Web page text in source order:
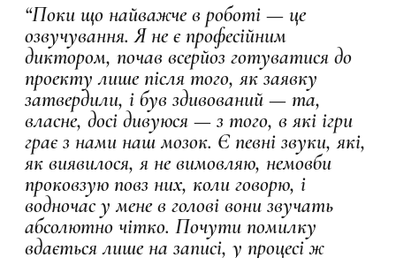
“Поки що найважче в роботі — це
озвучування. Я не є професійним
диктором, почав всерйоз готуватися до
проекту лише після того, як заявку
затвердили, і був здивований — та,
власне, досі дивуюся — з того, в які ігри
грає з нами наш мозок. Є певні звуки, які,
як виявилося, я не вимовляю, немовби
проковзую повз них, коли говорю, і
водночас у мене в голові вони звучать
абсолютно чітко. Почути помилку
вдається лише на записі, у процесі ж